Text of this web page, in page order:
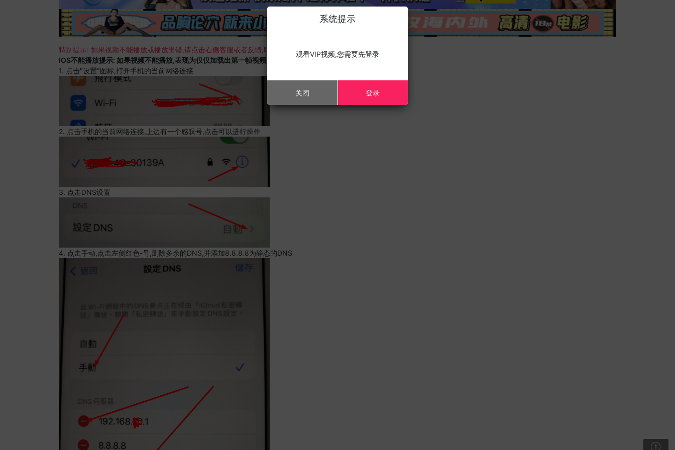
特别提示: 如果视频不能播放或播放出错,请点击右侧客服或者反馈,联系我们;
IOS不能播放提示: 如果视频不能播放,表现为仅仅加载出第一帧视频,且您的设备为苹果手机,请进行以下修改;
1. 点击"设置"图标,打开手机的当前网络连接
2. 点击手机的当前网络连接,上边有一个感叹号,点击可以进行操作
3. 点击DNS设置
4. 点击手动,点击左侧红色-号,删除多余的DNS,并添加8.8.8.8为静态的DNS
系统提示
观看VIP视频,您需要先登录
关闭 登录